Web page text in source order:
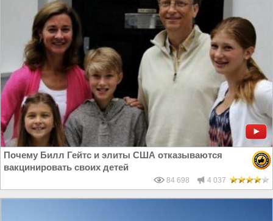
Почему Билл Гейтс и элиты США отказываются
вакцинировать своих детей
84 698 4 037